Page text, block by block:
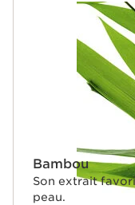
Bambou
Son extrait
peau.